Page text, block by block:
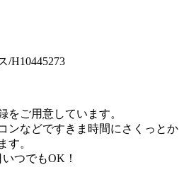
/H10445273
をご用意しています。
ンなどですきま時間にさくっとか
す。
つでもOK！